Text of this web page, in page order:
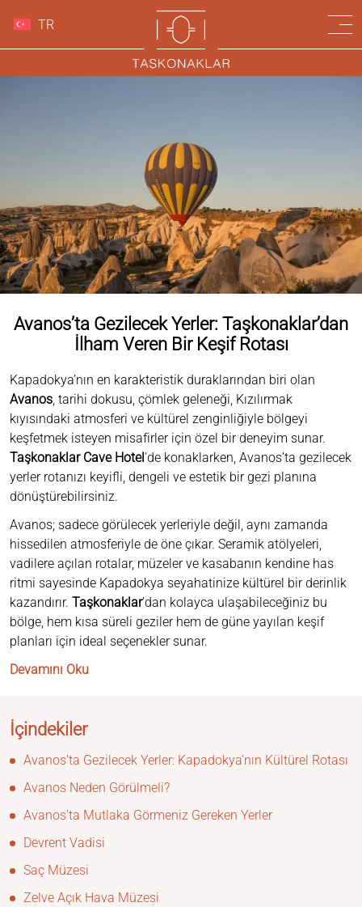
TR
Avanos’ta Gezilecek Yerler: Taşkonaklar’dan
İlham Veren Bir Keşif Rotası
Kapadokya’nın en karakteristik duraklarından biri olan
Avanos, tarihi dokusu, çömlek geleneği, Kızılırmak
kıyısındaki atmosferi ve kültürel zenginliğiyle bölgeyi
keşfetmek isteyen misafirler için özel bir deneyim sunar.
Taşkonaklar Cave Hotel’de konaklarken, Avanos’ta gezilecek
yerler rotanızı keyifli, dengeli ve estetik bir gezi planına
dönüştürebilirsiniz.
Avanos; sadece görülecek yerleriyle değil, aynı zamanda
hissedilen atmosferiyle de öne çıkar. Seramik atölyeleri,
vadilere açılan rotalar, müzeler ve kasabanın kendine has
ritmi sayesinde Kapadokya seyahatinize kültürel bir derinlik
kazandırır. Taşkonaklar’dan kolayca ulaşabileceğiniz bu
bölge, hem kısa süreli geziler hem de güne yayılan keşif
planları için ideal seçenekler sunar.
Devamını Oku
İçindekiler
Avanos’ta Gezilecek Yerler: Kapadokya’nın Kültürel Rotası
Avanos Neden Görülmeli?
Avanos’ta Mutlaka Görmeniz Gereken Yerler
Devrent Vadisi
Saç Müzesi
Zelve Açık Hava Müzesi